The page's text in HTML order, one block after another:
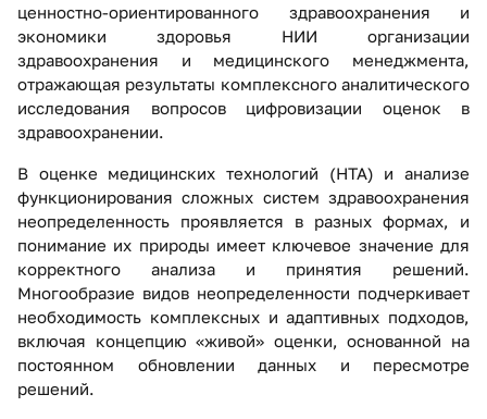
ценностно-ориентированного здравоохранения и
экономики здоровья НИИ организации
здравоохранения и медицинского менеджмента,
отражающая результаты комплексного аналитического
исследования вопросов цифровизации оценок в
здравоохранении.
В оценке медицинских технологий (HTA) и анализе
функционирования сложных систем здравоохранения
неопределенность проявляется в разных формах, и
понимание их природы имеет ключевое значение для
корректного анализа и принятия решений.
Многообразие видов неопределенности подчеркивает
необходимость комплексных и адаптивных подходов,
включая концепцию «живой» оценки, основанной на
постоянном обновлении данных и пересмотре
решений.